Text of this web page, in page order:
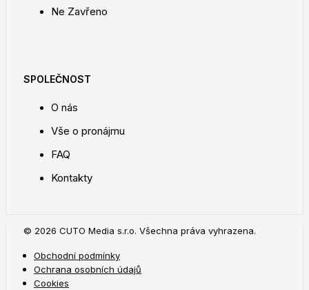
Ne Zavřeno
SPOLEČNOST
O nás
Vše o pronájmu
FAQ
Kontakty
© 2026 CUTO Media s.r.o. Všechna práva vyhrazena.
Obchodní podmínky
Ochrana osobních údajů
Cookies